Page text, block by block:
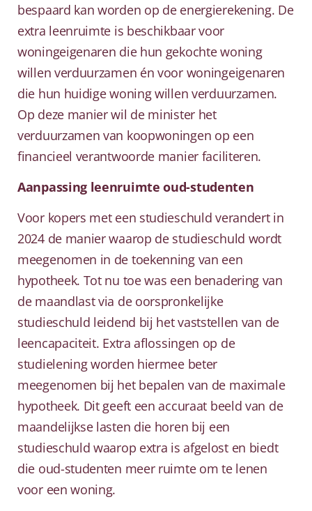
bespaard kan worden op de energierekening. De
extra leenruimte is beschikbaar voor
woningeigenaren die hun gekochte woning
willen verduurzamen én voor woningeigenaren
die hun huidige woning willen verduurzamen.
Op deze manier wil de minister het
verduurzamen van koopwoningen op een
financieel verantwoorde manier faciliteren.
Aanpassing leenruimte oud-studenten
Voor kopers met een studieschuld verandert in
2024 de manier waarop de studieschuld wordt
meegenomen in de toekenning van een
hypotheek. Tot nu toe was een benadering van
de maandlast via de oorspronkelijke
studieschuld leidend bij het vaststellen van de
leencapaciteit. Extra aflossingen op de
studielening worden hiermee beter
meegenomen bij het bepalen van de maximale
hypotheek. Dit geeft een accuraat beeld van de
maandelijkse lasten die horen bij een
studieschuld waarop extra is afgelost en biedt
die oud-studenten meer ruimte om te lenen
voor een woning.